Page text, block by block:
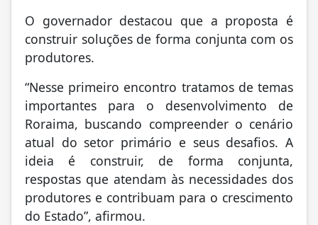
O governador destacou que a proposta é
construir soluções de forma conjunta com os
produtores.
“Nesse primeiro encontro tratamos de temas
importantes para o desenvolvimento de
Roraima, buscando compreender o cenário
atual do setor primário e seus desafios. A
ideia é construir, de forma conjunta,
respostas que atendam às necessidades dos
produtores e contribuam para o crescimento
do Estado”, afirmou.